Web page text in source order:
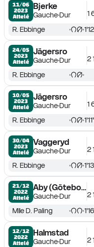
11/06
2023
Attelé
Bjerke
GaucheDur
1
R. Ebbinge
24/05
2023
Attelé
Jägersro
GaucheDur
2
R. Ebbinge
10/05
2023
Attelé
Jägersro
GaucheDur
1
R. Ebbinge
30/04
2023
Attelé
Vaggeryd
GaucheDur
2
R. Ebbinge
21/12
2022
Attelé
Aby (Göteborg)
GaucheDur
2
Mlle D. Paling
12/12
2022
Attelé
Halmstad
GaucheDur
2